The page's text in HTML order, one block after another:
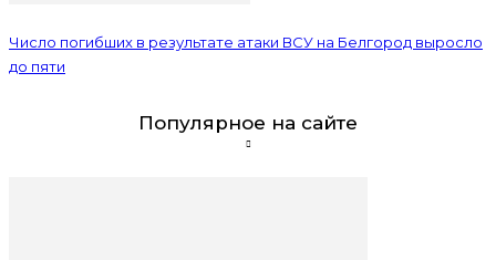
Число погибших в результате атаки ВСУ на Белгород выросло
до пяти
Популярное на сайте